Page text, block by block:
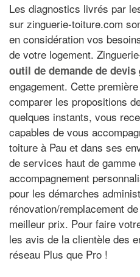
Les diagnostics livrés par
sur zinguerie-toiture.com
en considération vos
de votre logement.
outil de demande de devis
engagement. Cette
comparer les propositions
quelques instants, vous
capables de vous
toiture à Pau et dans ses
de services haut de gamme
accompagnement
pour les démarches
rénovation/remplacement
meilleur prix. Pour faire
les avis de la clientèle des
réseau Plus que Pro !